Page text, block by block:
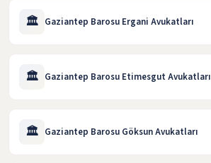
🏛️ Gaziantep Barosu Ergani Avukatları
🏛️ Gaziantep Barosu Etimesgut Avukatları
🏛️ Gaziantep Barosu Göksun Avukatları